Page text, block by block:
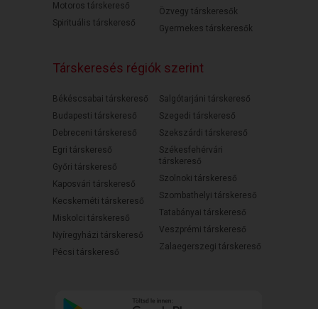
Motoros társkereső
Spirituális társkereső
Özvegy társkeresők
Gyermekes társkeresők
Társkeresés régiók szerint
Békéscsabai társkereső
Budapesti társkereső
Debreceni társkereső
Egri társkereső
Győri társkereső
Kaposvári társkereső
Kecskeméti társkereső
Miskolci társkereső
Nyíregyházi társkereső
Pécsi társkereső
Salgótarjáni társkereső
Szegedi társkereső
Szekszárdi társkereső
Székesfehérvári
társkereső
Szolnoki társkereső
Szombathelyi társkereső
Tatabányai társkereső
Veszprémi társkereső
Zalaegerszegi társkereső